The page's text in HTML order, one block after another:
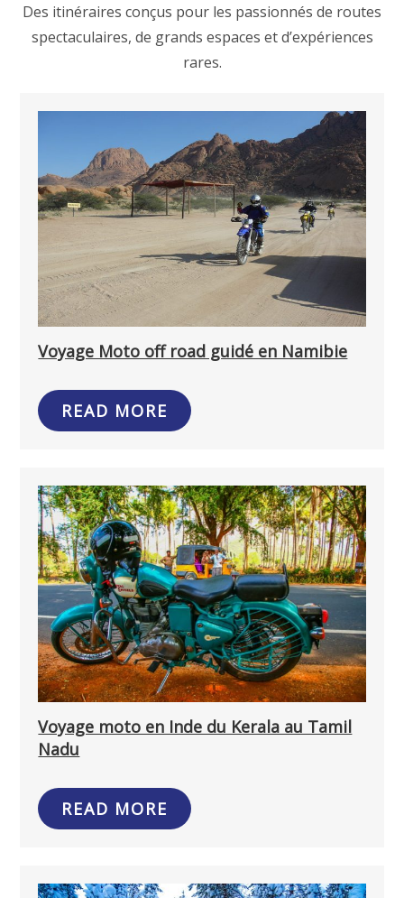
Des itinéraires conçus pour les passionnés de routes
spectaculaires, de grands espaces et d’expériences
rares.
Voyage Moto off road guidé en Namibie
READ MORE
Voyage moto en Inde du Kerala au Tamil
Nadu
READ MORE